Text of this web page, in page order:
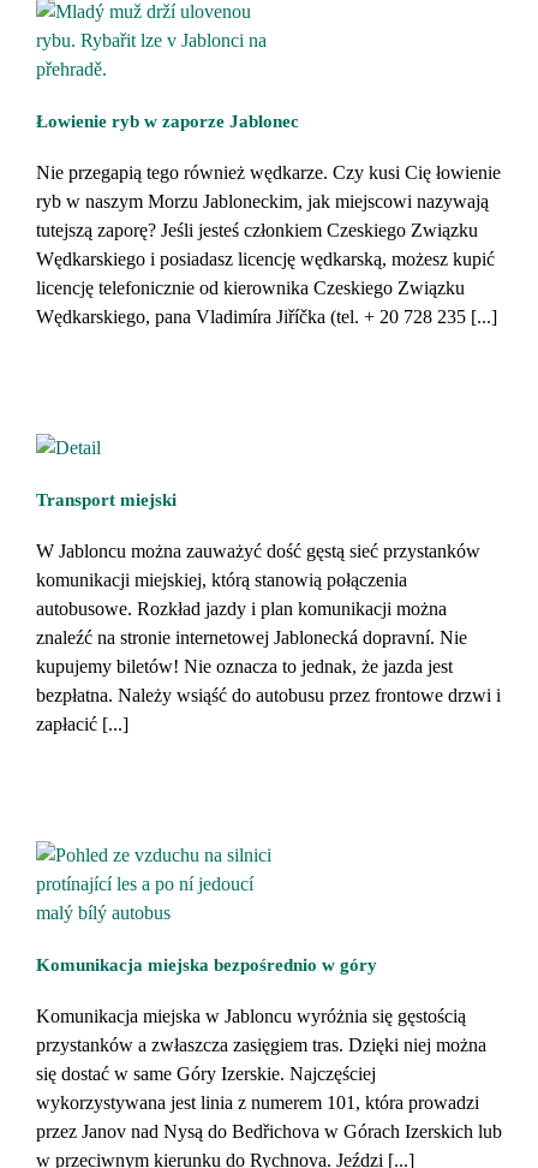
Łowienie ryb w zaporze Jablonec
Nie przegapią tego również wędkarze. Czy kusi Cię łowienie
ryb w naszym Morzu Jabloneckim, jak miejscowi nazywają
tutejszą zaporę? Jeśli jesteś członkiem Czeskiego Związku
Wędkarskiego i posiadasz licencję wędkarską, możesz kupić
licencję telefonicznie od kierownika Czeskiego Związku
Wędkarskiego, pana Vladimíra Jiříčka (tel. + 20 728 235 [...]
Transport miejski
W Jabloncu można zauważyć dość gęstą sieć przystanków
komunikacji miejskiej, którą stanowią połączenia
autobusowe. Rozkład jazdy i plan komunikacji można
znaleźć na stronie internetowej Jablonecká dopravní. Nie
kupujemy biletów! Nie oznacza to jednak, że jazda jest
bezpłatna. Należy wsiąść do autobusu przez frontowe drzwi i
zapłacić [...]
Komunikacja miejska bezpośrednio w góry
Komunikacja miejska w Jabloncu wyróżnia się gęstością
przystanków a zwłaszcza zasięgiem tras. Dzięki niej można
się dostać w same Góry Izerskie. Najczęściej
wykorzystywana jest linia z numerem 101, która prowadzi
przez Janov nad Nysą do Bedřichova w Górach Izerskich lub
w przeciwnym kierunku do Rychnova. Jeździ [...]